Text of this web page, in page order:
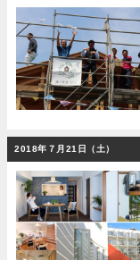
2018年７月21日（土）